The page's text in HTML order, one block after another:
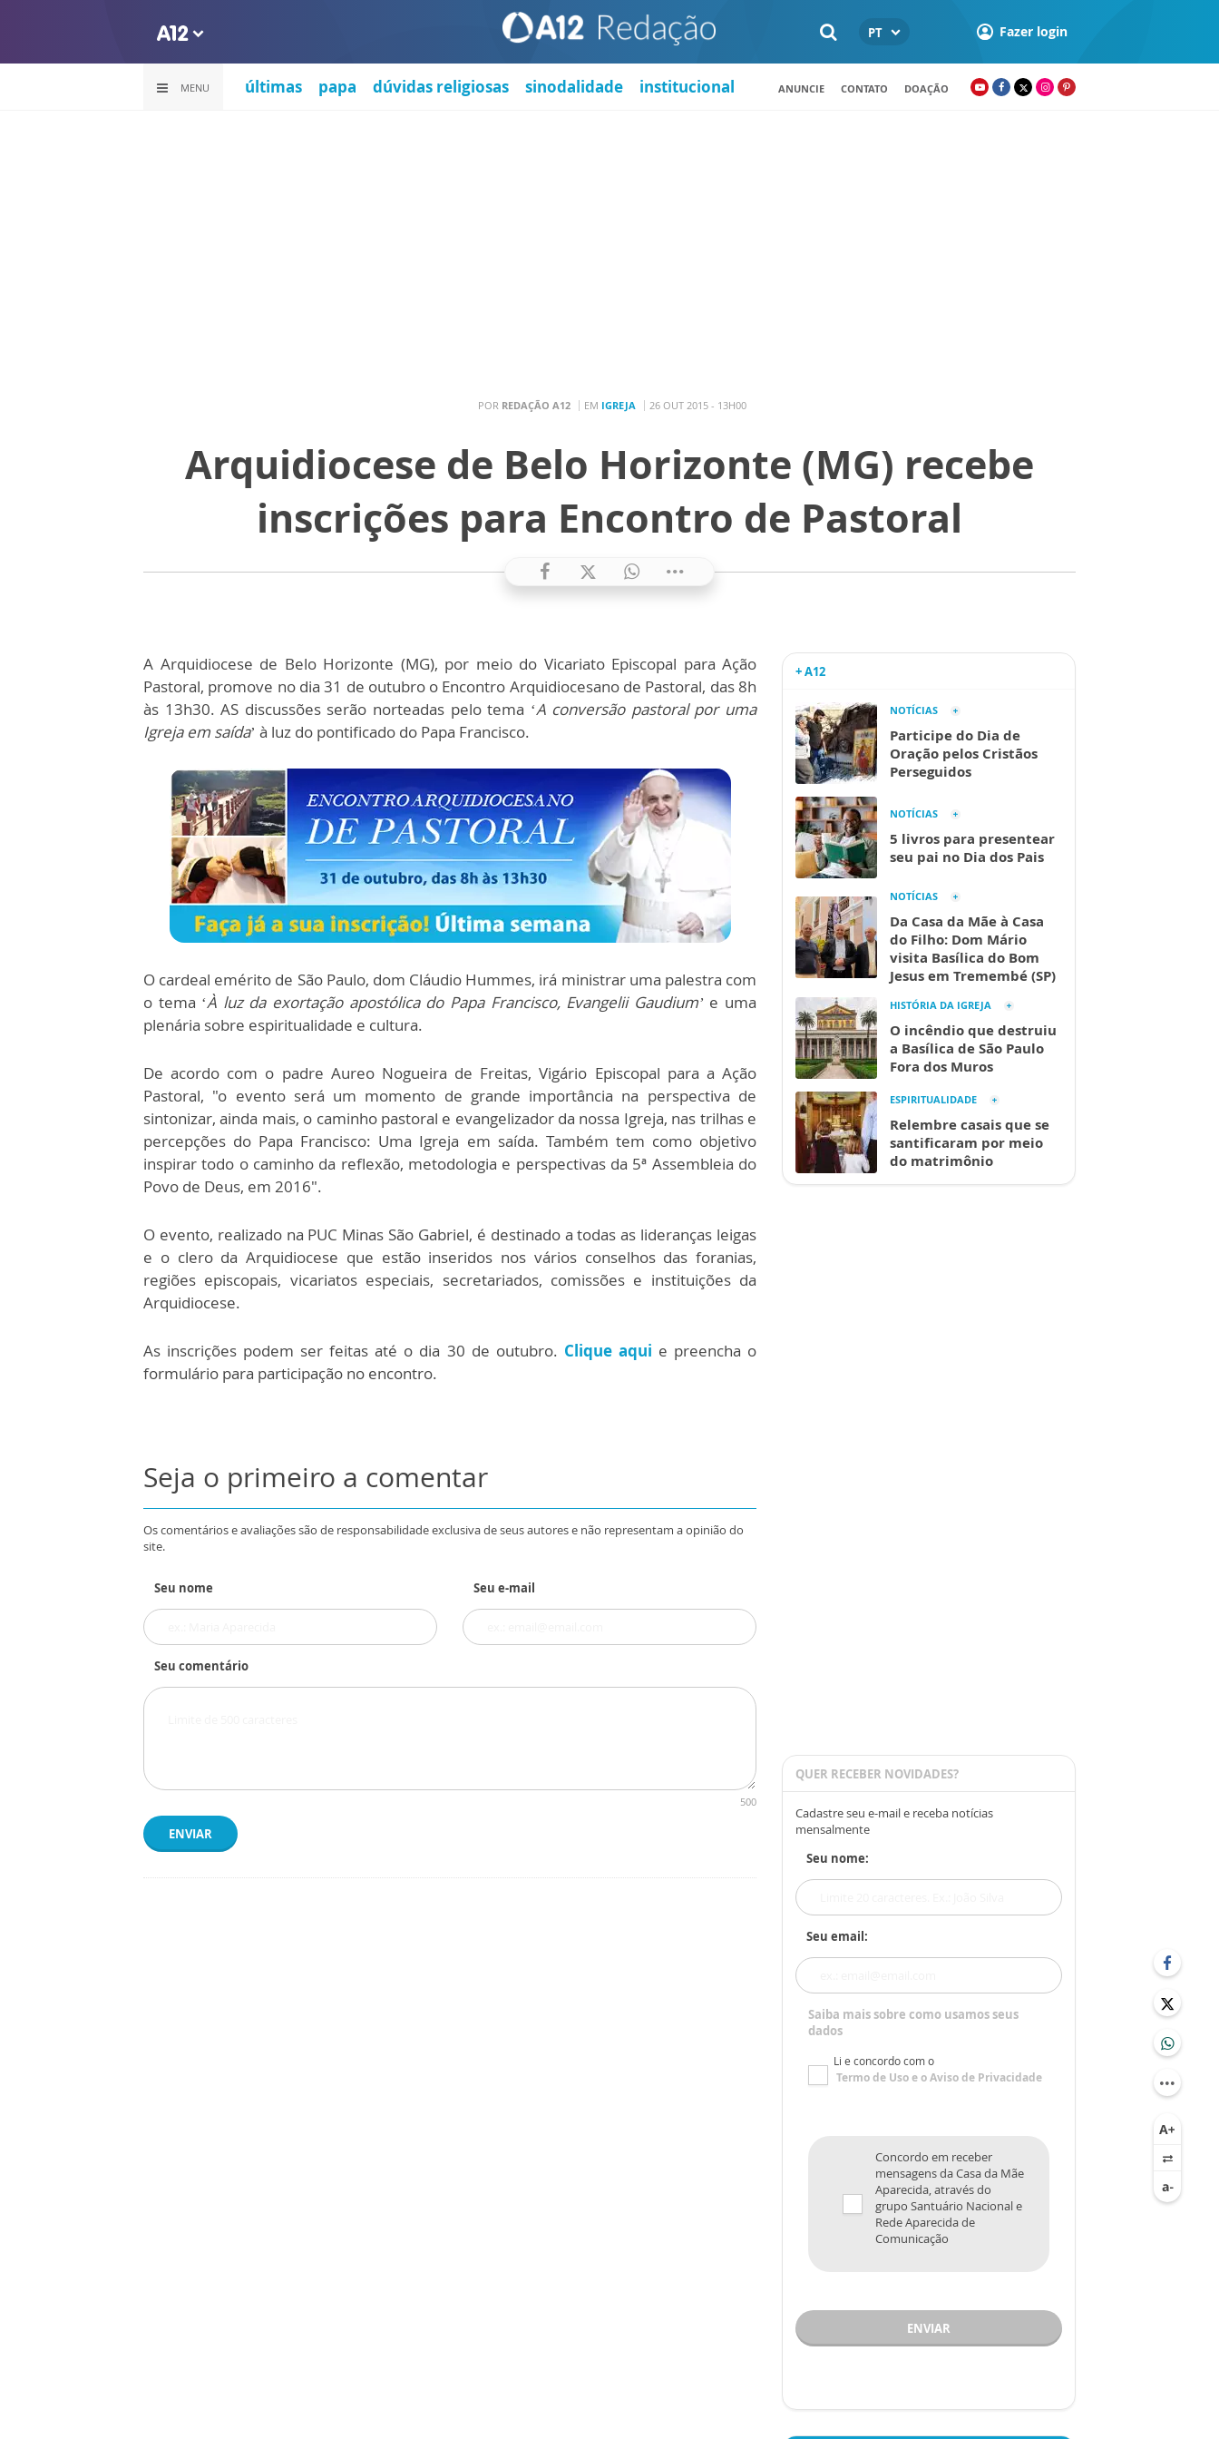
PT Fazer login
MENU últimas papa dúvidas religiosas sinodalidade institucional ANUNCIE CONTATO DOAÇÃO
POR REDAÇÃO A12 EM IGREJA 26 OUT 2015 - 13H00
Arquidiocese de Belo Horizonte (MG) recebe
inscrições para Encontro de Pastoral
A Arquidiocese de Belo Horizonte (MG), por meio do Vicariato Episcopal para Ação
Pastoral, promove no dia 31 de outubro o Encontro Arquidiocesano de Pastoral, das 8h
às 13h30. AS discussões serão norteadas pelo tema ‘A conversão pastoral por uma
Igreja em saída’ à luz do pontificado do Papa Francisco.
O cardeal emérito de São Paulo, dom Cláudio Hummes, irá ministrar uma palestra com
o tema ‘À luz da exortação apostólica do Papa Francisco, Evangelii Gaudium’ e uma
plenária sobre espiritualidade e cultura.
De acordo com o padre Aureo Nogueira de Freitas, Vigário Episcopal para a Ação
Pastoral, "o evento será um momento de grande importância na perspectiva de
sintonizar, ainda mais, o caminho pastoral e evangelizador da nossa Igreja, nas trilhas e
percepções do Papa Francisco: Uma Igreja em saída. Também tem como objetivo
inspirar todo o caminho da reflexão, metodologia e perspectivas da 5ª Assembleia do
Povo de Deus, em 2016".
O evento, realizado na PUC Minas São Gabriel, é destinado a todas as lideranças leigas
e o clero da Arquidiocese que estão inseridos nos vários conselhos das foranias,
regiões episcopais, vicariatos especiais, secretariados, comissões e instituições da
Arquidiocese.
As inscrições podem ser feitas até o dia 30 de outubro. Clique aqui e preencha o
formulário para participação no encontro.
Seja o primeiro a comentar
Os comentários e avaliações são de responsabilidade exclusiva de seus autores e não representam a opinião do
site.
Seu nome Seu e-mail
Seu comentário
500
ENVIAR
+ A12
NOTÍCIAS
Participe do Dia de
Oração pelos Cristãos
Perseguidos
NOTÍCIAS
5 livros para presentear
seu pai no Dia dos Pais
NOTÍCIAS
Da Casa da Mãe à Casa
do Filho: Dom Mário
visita Basílica do Bom
Jesus em Tremembé (SP)
HISTÓRIA DA IGREJA
O incêndio que destruiu
a Basílica de São Paulo
Fora dos Muros
ESPIRITUALIDADE
Relembre casais que se
santificaram por meio
do matrimônio
QUER RECEBER NOVIDADES?
Cadastre seu e-mail e receba notícias
mensalmente
Seu nome:
Seu email:
Saiba mais sobre como usamos seus
dados
Li e concordo com o
Termo de Usoe oAviso de Privacidade
Concordo em receber
mensagens da Casa da Mãe
Aparecida, através do
grupo Santuário Nacional e
Rede Aparecida de
Comunicação
ENVIAR